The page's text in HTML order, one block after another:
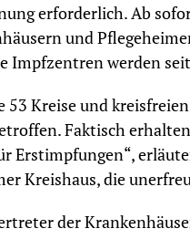
erforderlich. Ab
und
Impfzentren werden
53 Kreise und
Faktisch
Erstimpfungen“,
Kreishaus, die
der